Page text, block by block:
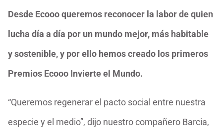
Desde Ecooo queremos reconocer la labor de quien
lucha día a día por un mundo mejor, más habitable
y sostenible, y por ello hemos creado los primeros
Premios Ecooo Invierte el Mundo.
“Queremos regenerar el pacto social entre nuestra
especie y el medio”, dijo nuestro compañero Barcia,